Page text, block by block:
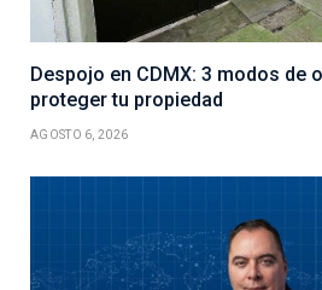
Despojo en CDMX: 3 modos de
proteger tu propiedad
AGOSTO 6, 2026